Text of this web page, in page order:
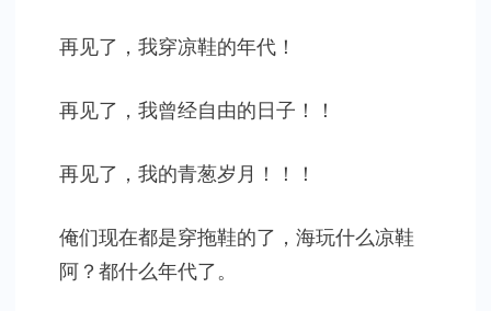
再见了，我穿凉鞋的年代！
再见了，我曾经自由的日子！！
再见了，我的青葱岁月！！！
俺们现在都是穿拖鞋的了，海玩什么凉鞋
阿？都什么年代了。